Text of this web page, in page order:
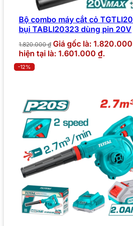
Bộ combo máy cắt cỏ
bụi TABLI20323 dùng pin 20V
1.820.000₫ Giá gốc là:
hiện tại là: 1.601.000 ₫.
-12%